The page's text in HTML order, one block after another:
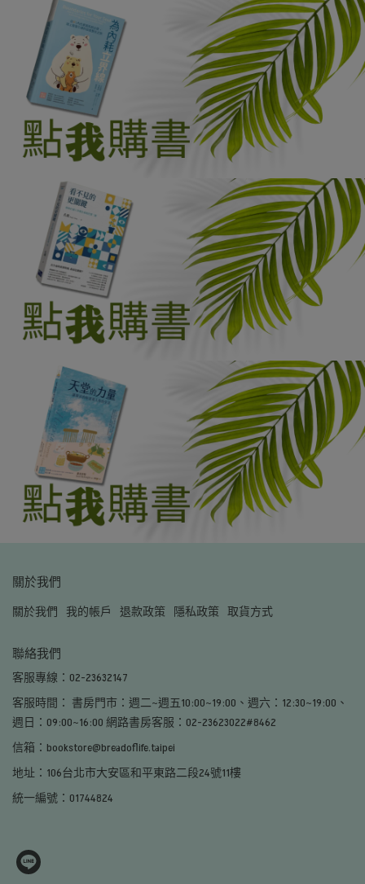
關於我們
關於我們 我的帳戶 退款政策 隱私政策 取貨方式
聯絡我們
客服專線：02-23632147
客服時間： 書房門市：週二~週五10:00~19:00、週六：12:30~19:00、
週日：09:00~16:00 網路書房客服：02-23623022#8462
信箱：bookstore@breadoflife.taipei
地址：106台北市大安區和平東路二段24號11樓
統一編號：01744824